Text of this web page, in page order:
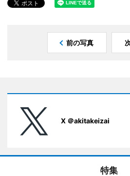
前の写真
X ＠akitakeizai
特集